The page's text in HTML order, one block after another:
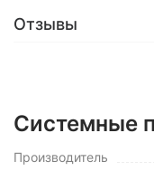
Отзывы
Системные
Производитель